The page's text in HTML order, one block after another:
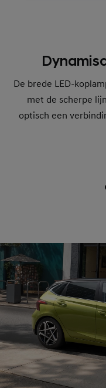
De brede LED-
met de scherpe
optisch een